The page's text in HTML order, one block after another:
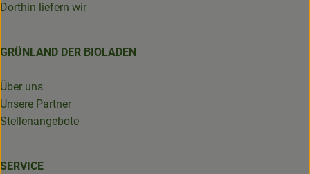
Dorthin liefern wir
GRÜNLAND DER BIOLADEN
Über uns
Unsere Partner
Stellenangebote
SERVICE